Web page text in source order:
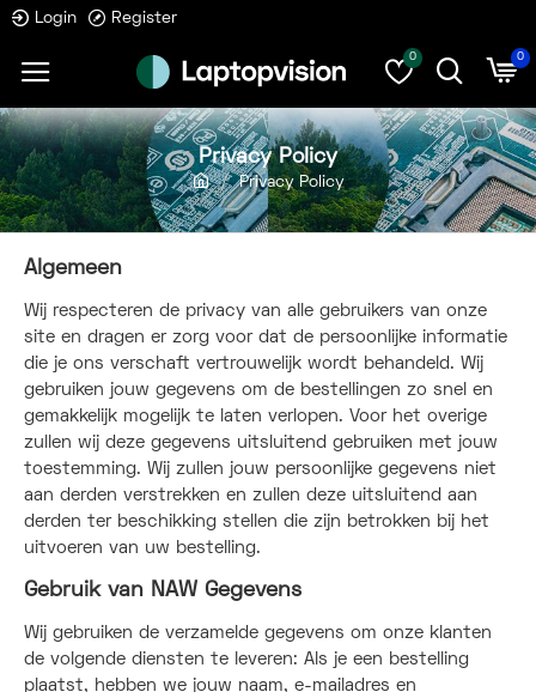
Login Register
0 0
Privacy Policy
Privacy Policy
Algemeen
Wij respecteren de privacy van alle gebruikers van onze
site en dragen er zorg voor dat de persoonlijke informatie
die je ons verschaft vertrouwelijk wordt behandeld. Wij
gebruiken jouw gegevens om de bestellingen zo snel en
gemakkelijk mogelijk te laten verlopen. Voor het overige
zullen wij deze gegevens uitsluitend gebruiken met jouw
toestemming. Wij zullen jouw persoonlijke gegevens niet
aan derden verstrekken en zullen deze uitsluitend aan
derden ter beschikking stellen die zijn betrokken bij het
uitvoeren van uw bestelling.
Gebruik van NAW Gegevens
Wij gebruiken de verzamelde gegevens om onze klanten
de volgende diensten te leveren: Als je een bestelling
plaatst, hebben we jouw naam, e-mailadres en